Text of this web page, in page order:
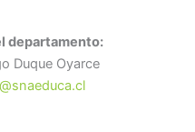
departamento:
Duque Oyarce